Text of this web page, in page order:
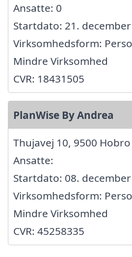
Ansatte: 0
Startdato: 21.
Virksomhedsform:
Mindre Virksomhed
CVR: 18431505
PlanWise By Andrea
Thujavej 10, 9500 Hobro
Ansatte:
Startdato: 08.
Virksomhedsform:
Mindre Virksomhed
CVR: 45258335